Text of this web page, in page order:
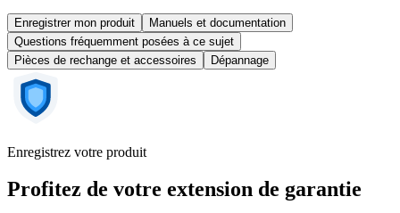
Enregistrer mon produit
Manuels et documentation
Questions fréquemment posées à ce sujet
Pièces de rechange et accessoires
Dépannage
Enregistrez votre produit
Profitez de votre extension de garantie